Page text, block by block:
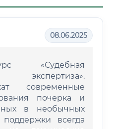
08.06.2025
«Судебная
экспертиза».
современные
почерка и
в необычных
всегда